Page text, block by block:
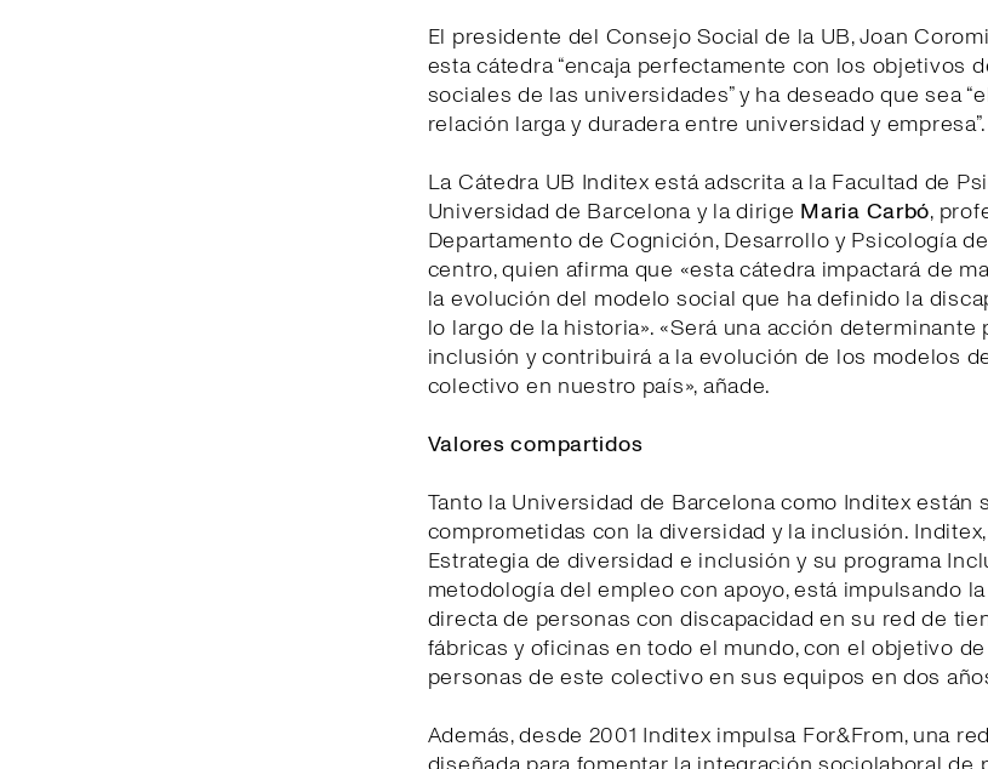
El presidente del Consejo Social de la UB, Joan
esta cátedra “encaja perfectamente con los objetivos
sociales de las universidades” y ha deseado que sea
relación larga y duradera entre universidad y empresa”.
La Cátedra UB Inditex está adscrita a la Facultad de
Universidad de Barcelona y la dirige Maria Carbó,
Departamento de Cognición, Desarrollo y Psicología
centro, quien afirma que «esta cátedra impactará de
la evolución del modelo social que ha definido la
lo largo de la historia». «Será una acción determinante
inclusión y contribuirá a la evolución de los modelos
colectivo en nuestro país», añade.
Valores compartidos
Tanto la Universidad de Barcelona como Inditex están
comprometidas con la diversidad y la inclusión.
Estrategia de diversidad e inclusión y su programa
metodología del empleo con apoyo, está impulsando
directa de personas con discapacidad en su red de
fábricas y oficinas en todo el mundo, con el objetivo
personas de este colectivo en sus equipos en dos
Además, desde 2001 Inditex impulsa For&From, una